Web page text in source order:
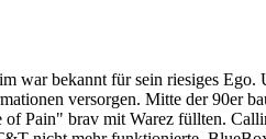
war bekannt für sein riesiges Ego.
versorgen. Mitte der 90er
Pain" brav mit Warez füllten.